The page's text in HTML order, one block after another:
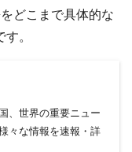
どこまで具体的な
。
、世界の重要ニュー
々な情報を速報・詳